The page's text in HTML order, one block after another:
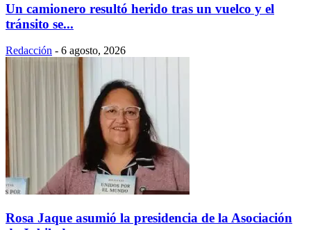
Un camionero resultó herido tras un vuelco y el
tránsito se...
Redacción - 6 agosto, 2026
Rosa Jaque asumió la presidencia de la Asociación